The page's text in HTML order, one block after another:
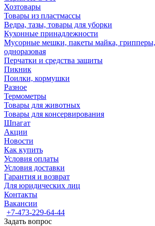
Хозтовары
Товары из пластмассы
Ведра, тазы, товары для уборки
Кухонные принадлежности
Мусорные мешки, пакеты майка, грипперы,
одноразовая
Перчатки и средства защиты
Пикник
Поилки, кормушки
Разное
Термометры
Товары для животных
Товары для консервирования
Шпагат
Акции
Новости
Как купить
Условия оплаты
Условия доставки
Гарантия и возврат
Для юридических лиц
Контакты
Вакансии
+7-473-229-64-44
Задать вопрос